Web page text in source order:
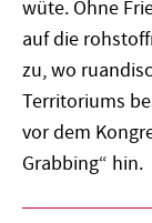
wüte. Ohne
auf die
zu, wo
Territoriums
vor dem
Grabbing“ hin.